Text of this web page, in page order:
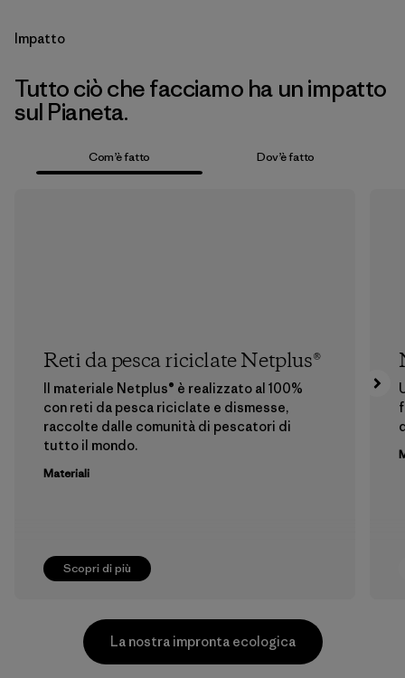
Impatto
Tutto ciò che facciamo ha un impatto
sul Pianeta.
Com’è fatto Dov’è fatto
Scopri di più
Reti da pesca riciclate Netplus®
Il materiale Netplus® è realizzato al 100%
con reti da pesca riciclate e dismesse,
raccolte dalle comunità di pescatori di
tutto il mondo.
Materiali
La nostra impronta ecologica